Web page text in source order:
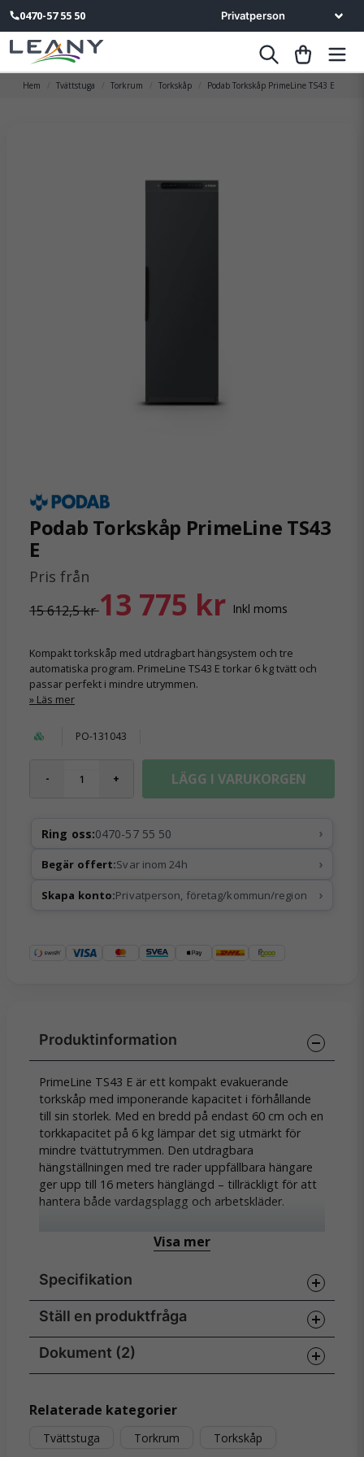
0470-57 55 50
Hem Tvättstuga Torkrum Torkskåp Podab Torkskåp PrimeLine TS43 E
Podab Torkskåp PrimeLine TS43
E
Pris från
15 612,5 kr13 775 kr Inkl moms
Kompakt torkskåp med utdragbart hängsystem och tre
automatiska program. PrimeLine TS43 E torkar 6 kg tvätt och
passar perfekt i mindre utrymmen.
Läs mer
PO-131043
- + LÄGG I VARUKORGEN
Ring oss:0470-57 55 50 ›
Begär offert:Svar inom 24h ›
Skapa konto:Privatperson, företag/kommun/region ›
PrimeLine TS43 E är ett kompakt evakuerande
torkskåp med imponerande kapacitet i förhållande
till sin storlek. Med en bredd på endast 60 cm och en
torkkapacitet på 6 kg lämpar det sig utmärkt för
mindre tvättutrymmen. Den utdragbara
hängställningen med tre rader uppfällbara hängare
ger upp till 16 meters hänglängd – tillräckligt för att
hantera både vardagsplagg och arbetskläder.
tre manuella – med tre olika temperaturlägen. Tack
plaggen är torra. Alla reglage är samlade i ett
utdragbart fläktpaket som förenklar service och
underhåll. Dörren kan hängas om för att passa
klädstång eller hyllplan finns som tillval.
Endast 60 cm brett – lättplacerat
Kapacitet på 6 kg tvätt
Visa mer
Specifikation
Specifikationer
Kapacitet
Vikt netto/brutto
60 / 65 kg
Mått (B × H × D)
Program
Ställ en produktfråga
question
name
Dokument (2)
5.22 MB
Relaterade kategorier
Tvättstuga Torkrum Torkskåp